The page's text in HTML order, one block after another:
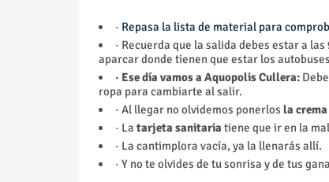
· Repasa la lista de material para
· Recuerda que la salida debes estar a las
aparcar donde tienen que estar los
· Ese día vamos a Aquopolis Cullera:
ropa para cambiarte al salir.
· Al llegar no olvidemos ponerlos la
· La tarjeta sanitaria tiene que ir en la
· La cantimplora vacía, ya la llenarás allí.
· Y no te olvides de tu sonrisa y de tus